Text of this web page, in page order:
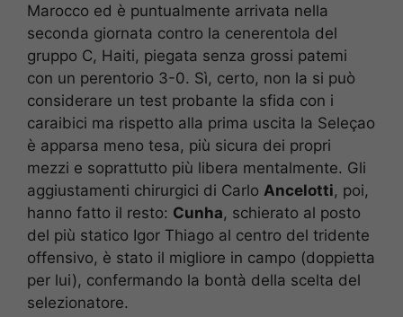
Marocco ed è puntualmente arrivata nella
seconda giornata contro la cenerentola del
gruppo C, Haiti, piegata senza grossi patemi
con un perentorio 3-0. Sì, certo, non la si può
considerare un test probante la sfida con i
caraibici ma rispetto alla prima uscita la Seleçao
è apparsa meno tesa, più sicura dei propri
mezzi e soprattutto più libera mentalmente. Gli
aggiustamenti chirurgici di Carlo Ancelotti, poi,
hanno fatto il resto: Cunha, schierato al posto
del più statico Igor Thiago al centro del tridente
offensivo, è stato il migliore in campo (doppietta
per lui), confermando la bontà della scelta del
selezionatore.